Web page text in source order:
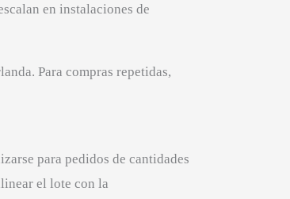
en instalaciones de
Para compras repetidas,
para pedidos de cantidades
el lote con la